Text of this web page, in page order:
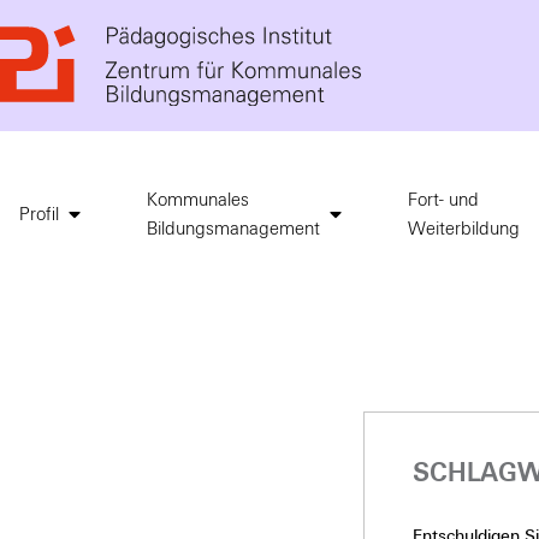
Profil
Kommunales
Bildungsmanagement
Fort- und
Weiterbildung